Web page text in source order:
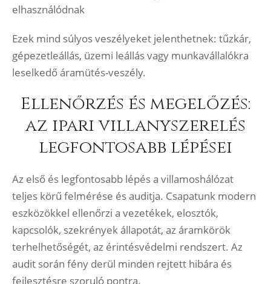
elhasználódnak
Ezek mind súlyos veszélyeket jelenthetnek: tűzkár,
gépezetleállás, üzemi leállás vagy munkavállalókra
leselkedő áramütés-veszély.
Ellenőrzés és megelőzés:
az ipari villanyszerelés
legfontosabb lépései
Az első és legfontosabb lépés a villamoshálózat
teljes körű felmérése és auditja. Csapatunk modern
eszközökkel ellenőrzi a vezetékek, elosztók,
kapcsolók, szekrények állapotát, az áramkörök
terhelhetőségét, az érintésvédelmi rendszert. Az
audit során fény derül minden rejtett hibára és
fejlesztésre szoruló pontra.